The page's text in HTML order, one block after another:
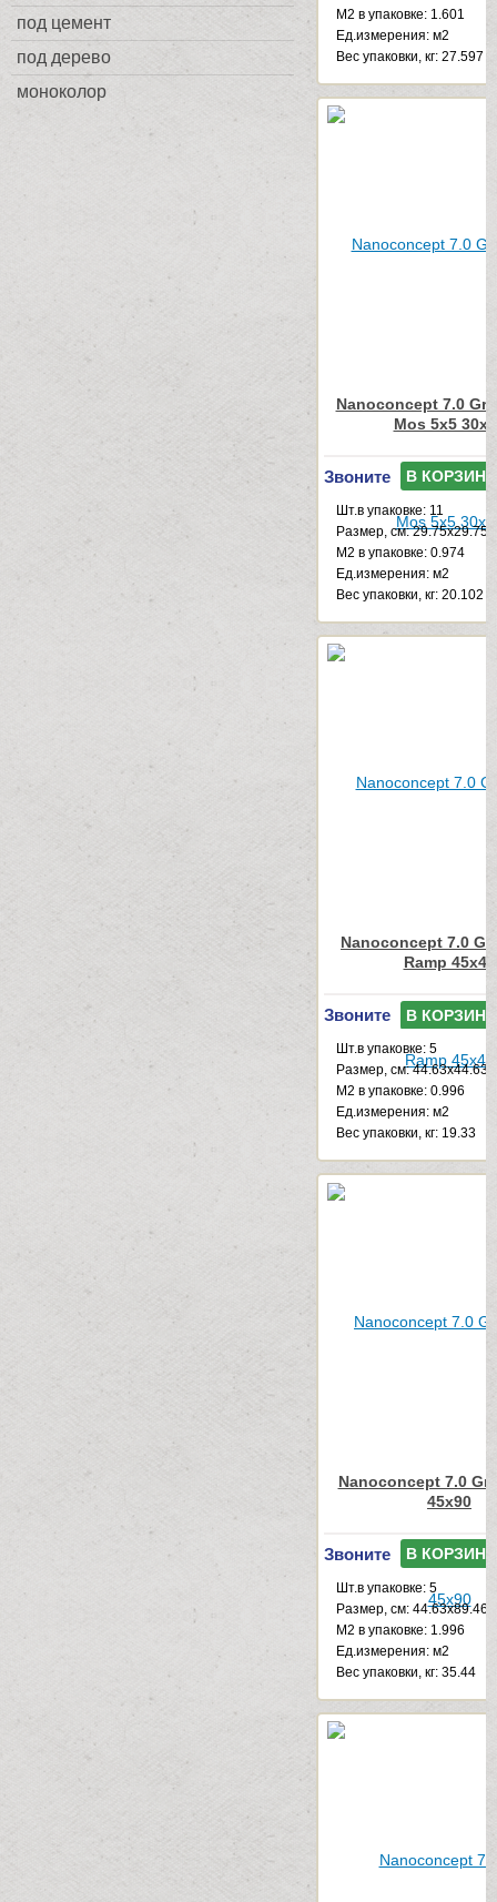
под цемент
под дерево
моноколор
М2 в упаковке: 1.601
Ед.измерения: м2
Веc упаковки, кг: 27.597
Nanoconcept 7.0
Mos 5x5
Звоните В КОРЗИНУ
Шт.в упаковке: 11
Размер, см: 29.75x29.75
М2 в упаковке: 0.974
Ед.измерения: м2
Веc упаковки, кг: 20.102
Nanoconcept 7.0
Ramp 45x45
Звоните В КОРЗИНУ
Шт.в упаковке: 5
Размер, см: 44.63x44.63
М2 в упаковке: 0.996
Ед.измерения: м2
Веc упаковки, кг: 19.33
Nanoconcept 7.0
45x90
Звоните В КОРЗИНУ
Шт.в упаковке: 5
Размер, см: 44.63x89.46
М2 в упаковке: 1.996
Ед.измерения: м2
Веc упаковки, кг: 35.44